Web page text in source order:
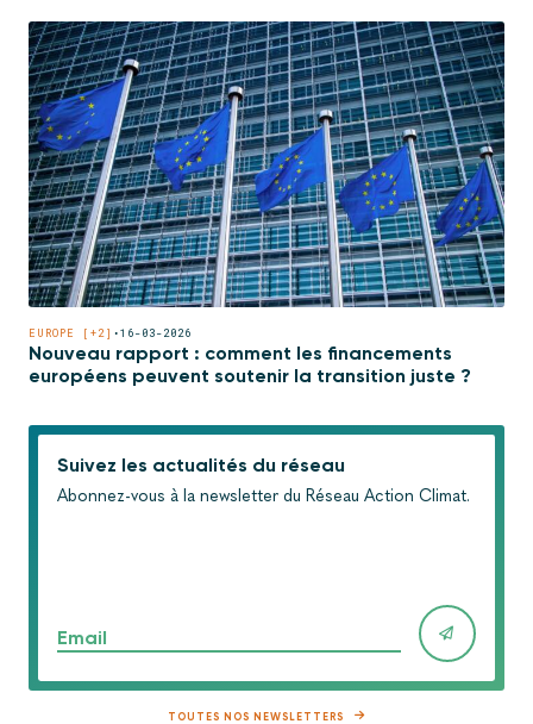
EUROPE [+2] •16-03-2026
Nouveau rapport : comment les financements
européens peuvent soutenir la transition juste ?
Suivez les actualités du réseau
Abonnez-vous à la newsletter du Réseau Action Climat.
Email
TOUTES NOS NEWSLETTERS